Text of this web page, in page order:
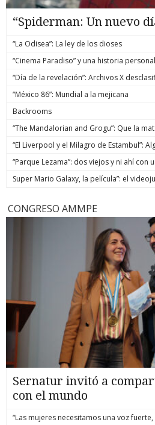
“Spiderman: Un nuevo
“La Odisea”: La ley de los dioses
“Cinema Paradiso” y una historia
“Día de la revelación”: Archivos X
“México 86”: Mundial a la mejicana
Backrooms
“The Mandalorian and Grogu”: Que la
“El Liverpool y el Milagro de Estambul”:
“Parque Lezama”: dos viejos y ni ahí con
Super Mario Galaxy, la película”: el
CONGRESO AMMPE
Sernatur invitó a
con el mundo
“Las mujeres necesitamos una voz